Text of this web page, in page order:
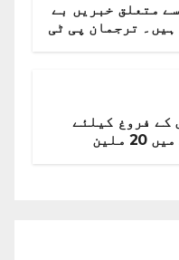
متعلق خبریں بے
بنیاد اور غلط ہیں۔ ترجمان پی ٹی
کے فروغ کیلئے
موبی لنک بینک میں 20 ملین